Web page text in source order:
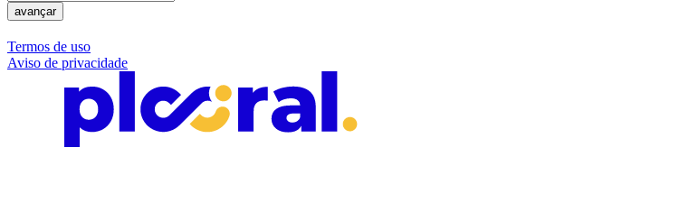
avançar
Termos de uso
Aviso de privacidade